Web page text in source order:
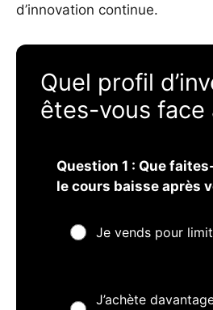
d’innovation continue.
Quel profil
êtes-vous face
Question 1 : Que
le cours baisse après
Je vends pour
J’achète